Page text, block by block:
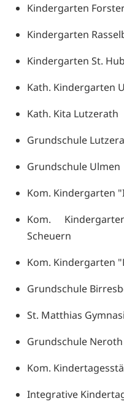
Kindergarten
Kindergarten
Kindergarten St.
Kath. Kindergarten
Kath. Kita Lutzerath
Grundschule
Grundschule Ulmen
Kom. Kindergarten
Kom.
Scheuern
Kom. Kindergarten
Grundschule
St. Matthias
Grundschule Neroth
Kom.
Integrative